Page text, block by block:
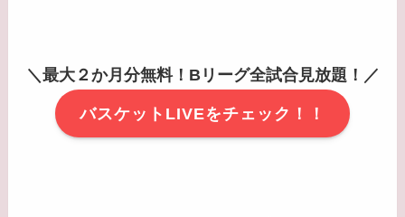
＼最大２か月分無料！Bリーグ全試合見放題！／
バスケットLIVEをチェック！！